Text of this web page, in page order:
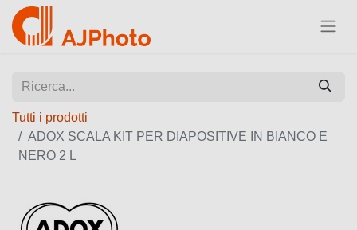
Tutti i prodotti
ADOX SCALA KIT PER DIAPOSITIVE IN BIANCO E
NERO 2 L